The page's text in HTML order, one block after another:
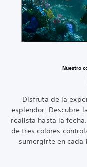
Nuestro
Disfruta de la
esplendor. Descubre
realista hasta la fecha.
de tres colores
sumergirte en cada